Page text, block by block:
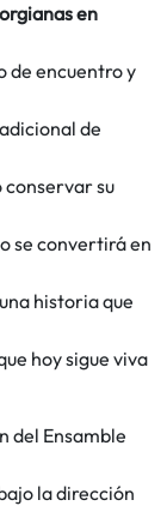
en
de encuentro y
de
conservar su
se convertirá en
historia que
hoy sigue viva
del Ensamble
la dirección